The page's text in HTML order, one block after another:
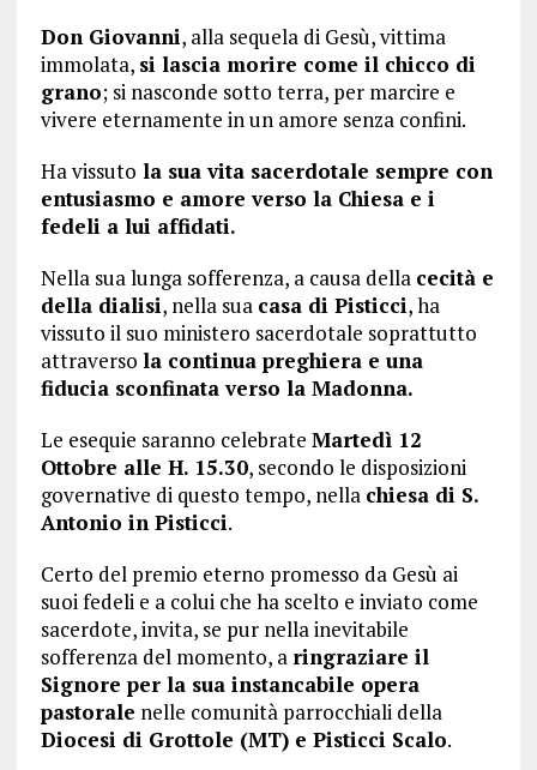
Don Giovanni, alla sequela di Gesù, vittima
immolata, si lascia morire come il chicco di
grano; si nasconde sotto terra, per marcire e
vivere eternamente in un amore senza confini.
Ha vissuto la sua vita sacerdotale sempre con
entusiasmo e amore verso la Chiesa e i
fedeli a lui affidati.
Nella sua lunga sofferenza, a causa della cecità e
della dialisi, nella sua casa di Pisticci, ha
vissuto il suo ministero sacerdotale soprattutto
attraverso la continua preghiera e una
fiducia sconfinata verso la Madonna.
Le esequie saranno celebrate Martedì 12
Ottobre alle H. 15.30, secondo le disposizioni
governative di questo tempo, nella chiesa di S.
Antonio in Pisticci.
Certo del premio eterno promesso da Gesù ai
suoi fedeli e a colui che ha scelto e inviato come
sacerdote, invita, se pur nella inevitabile
sofferenza del momento, a ringraziare il
Signore per la sua instancabile opera
pastorale nelle comunità parrocchiali della
Diocesi di Grottole (MT) e Pisticci Scalo.